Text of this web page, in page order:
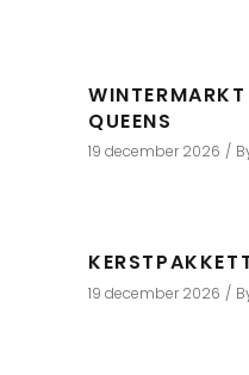
QUEENS
19 december 2026
19 december 2026